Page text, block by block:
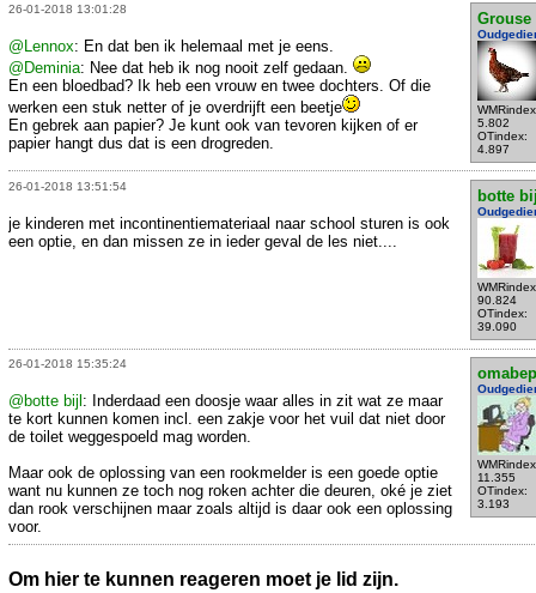
26-01-2018 13:01:28
Grouse
5.802
OTindex:
4.897
@Lennox: En dat ben ik helemaal met je eens.
@Deminia: Nee dat heb ik nog nooit zelf gedaan.
En een bloedbad? Ik heb een vrouw en twee dochters. Of die
werken een stuk netter of je overdrijft een beetje
En gebrek aan papier? Je kunt ook van tevoren kijken of er
papier hangt dus dat is een drogreden.
26-01-2018 13:51:54
botte
90.824
OTindex:
39.090
je kinderen met incontinentiemateriaal naar school sturen is ook
een optie, en dan missen ze in ieder geval de les niet....
26-01-2018 15:35:24
omabep
11.355
OTindex:
3.193
@botte bijl : Inderdaad een doosje waar alles in zit wat ze maar
te kort kunnen komen incl. een zakje voor het vuil dat niet door
de toilet weggespoeld mag worden.
Maar ook de oplossing van een rookmelder is een goede optie
want nu kunnen ze toch nog roken achter die deuren, oké je ziet
dan rook verschijnen maar zoals altijd is daar ook een oplossing
voor.
Om hier te kunnen reageren moet je lid zijn.